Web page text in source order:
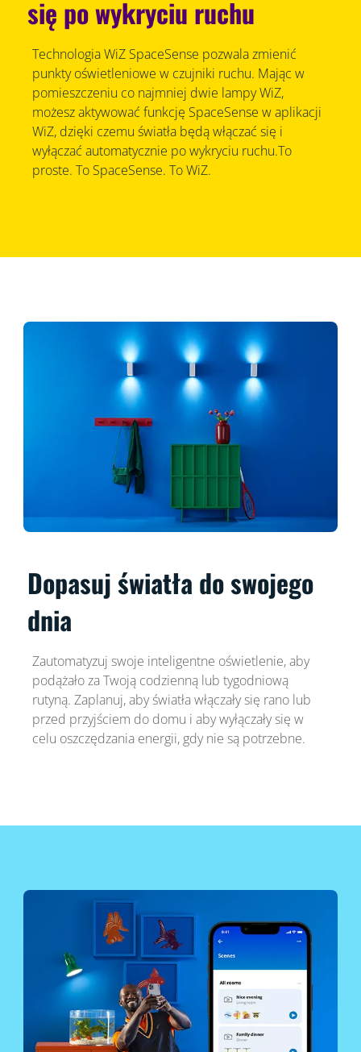
się po wykryciu ruchu
Technologia WiZ SpaceSense pozwala zmienić
punkty oświetleniowe w czujniki ruchu. Mając w
pomieszczeniu co najmniej dwie lampy WiZ,
możesz aktywować funkcję SpaceSense w aplikacji
WiZ, dzięki czemu światła będą włączać się i
wyłączać automatycznie po wykryciu ruchu.To
proste. To SpaceSense. To WiZ.
Dopasuj światła do swojego
dnia
Zautomatyzuj swoje inteligentne oświetlenie, aby
podążało za Twoją codzienną lub tygodniową
rutyną. Zaplanuj, aby światła włączały się rano lub
przed przyjściem do domu i aby wyłączały się w
celu oszczędzania energii, gdy nie są potrzebne.